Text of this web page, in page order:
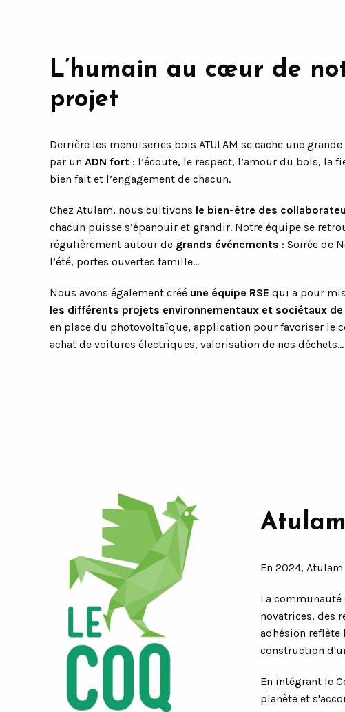
L’humain au cœur de
projet
Derrière les menuiseries bois ATULAM se cache une
par un ADN fort : l’écoute, le respect, l’amour du bois, la
bien fait et l’engagement de chacun.
Chez Atulam, nous cultivons le bien-être des
chacun puisse s’épanouir et grandir. Notre équipe se
régulièrement autour de grands événements : Soirée de
l’été, portes ouvertes famille…
Nous avons également créé une équipe RSE qui a pour
les différents projets environnementaux et sociétaux de
en place du photovoltaïque, application pour favoriser le
achat de voitures électriques, valorisation de nos déchets…
En 2024,
La
novatrices, des
adhésion
construction
En intégrant le
planète et